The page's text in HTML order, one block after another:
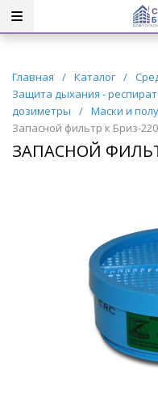
Главная / Каталог /
Защита дыхания -
дозиметры
/ Маски и
Запасной фильтр к Бриз-
ЗАПАСНОЙ